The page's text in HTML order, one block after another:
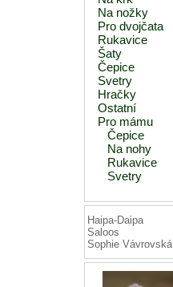
Na nožky
Pro dvojčata
Rukavice
Šaty
Čepice
Svetry
Hračky
Ostatní
Pro mámu
Čepice
Na nohy
Rukavice
Svetry
Haipa-Daipa
Saloos
Sophie Vávrovská